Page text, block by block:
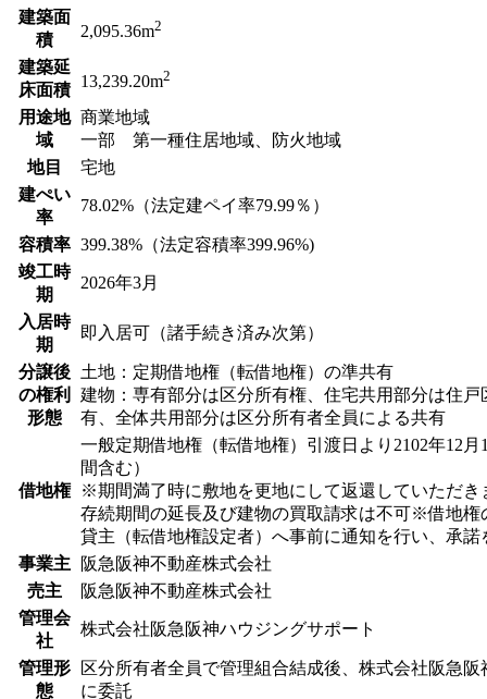
建築面
積
2,095.36m2
建築延
床面積
13,239.20m2
用途地
域
商業地域
一部 第一種住居地域、防火地域
地目
宅地
建ぺい
率
78.02%（法定建ペイ率79.99％）
容積率 399.38%（法定容積率399.96%)
竣工時
期
2026年3月
入居時
期
即入居可（諸手続き済み次第）
分譲後
の権利
形態
土地：定期借地権（転借地権）の準共有
建物：専有部分は区分所有権、住宅共用部分は住戸
有、全体共用部分は区分所有者全員による共有
借地権
一般定期借地権（転借地権）引渡日より2102年12
間含む）
※期間満了時に敷地を更地にして返還していただ
存続期間の延長及び建物の買取請求は不可※借地権
貸主（転借地権設定者）へ事前に通知を行い、承諾
事業主
阪急阪神不動産株式会社
売主
阪急阪神不動産株式会社
管理会
社
株式会社阪急阪神ハウジングサポート
管理形
態
区分所有者全員で管理組合結成後、株式会社阪急
に委託